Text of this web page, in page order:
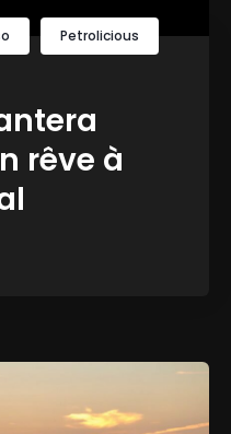
Petrolicious
rêve à